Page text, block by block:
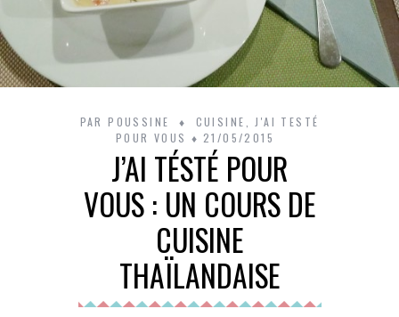
PAR POUSSINE CUISINE
J'AI TESTÉ
POUR VOUS
21/05/2015
J’AI TÉSTÉ POUR
VOUS : UN COURS DE
CUISINE
THAÏLANDAISE